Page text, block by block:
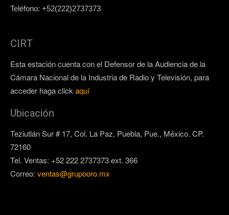
Teléfono: +52(222)2737373
CIRT
Esta estación cuenta con el Defensor de la Audiencia de la
Cámara Nacional de la Industria de Radio y Televisión, para
acceder haga click aquí
Ubicación
Teziutlán Sur # 17, Col. La Paz, Puebla, Pue., México. CP.
72160
Tel. Ventas: +52 222 2737373 ext. 366
Correo: ventas@grupooro.mx